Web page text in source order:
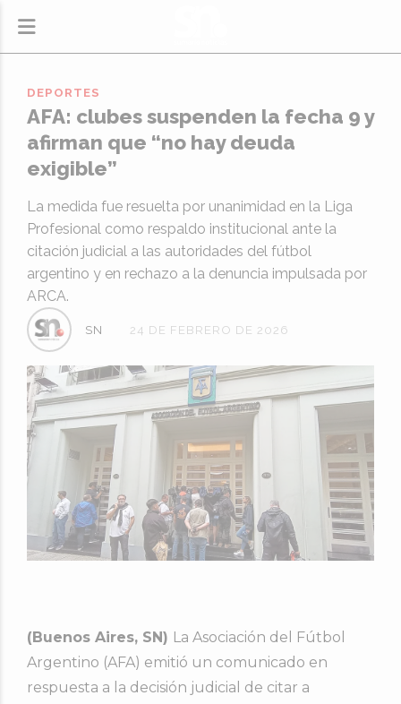
AFA: clubes suspenden la fecha 9 y
afirman que “no hay deuda
exigible”
La medida fue resuelta por unanimidad en la Liga
Profesional como respaldo institucional ante la
citación judicial a las autoridades del fútbol
argentino y en rechazo a la denuncia impulsada por
ARCA.
DEPORTES
24 DE FEBRERO DE 2026
SN
(Buenos Aires, SN) La Asociación del Fútbol
Argentino (AFA) emitió un comunicado en
respuesta a la decisión judicial de citar a